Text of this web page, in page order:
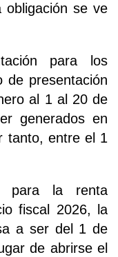
obligación se ve
para los
de presentación
al 1 al 20 de
generados en
tanto, entre el 1
para la renta
fiscal 2026, la
a ser del 1 de
de abrirse el